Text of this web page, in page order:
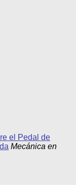
el Pedal de
Mecánica en